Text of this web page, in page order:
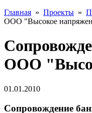
Главная » Проекты »
ООО "Высокое
ООО
01.01.2010
Сопровождение